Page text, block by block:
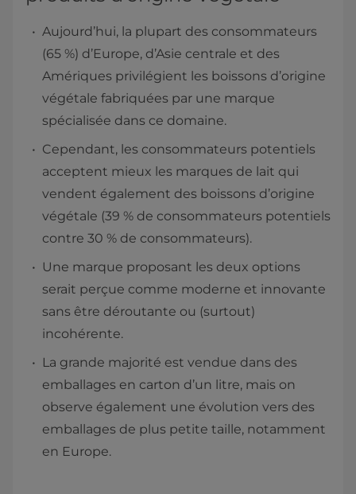
Aujourd’hui, la plupart des consommateurs
(65 %) d’Europe, d’Asie centrale et des
Amériques privilégient les boissons d’origine
végétale fabriquées par une marque
spécialisée dans ce domaine.
Cependant, les consommateurs potentiels
acceptent mieux les marques de lait qui
vendent également des boissons d’origine
végétale (39 % de consommateurs potentiels
contre 30 % de consommateurs).
Une marque proposant les deux options
serait perçue comme moderne et innovante
sans être déroutante ou (surtout)
incohérente.
La grande majorité est vendue dans des
emballages en carton d’un litre, mais on
observe également une évolution vers des
emballages de plus petite taille, notamment
en Europe.